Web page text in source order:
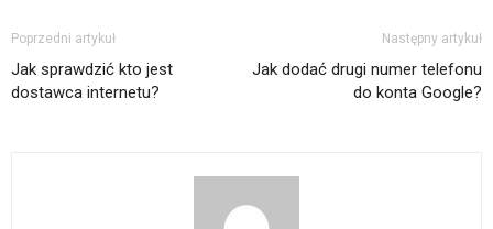
Poprzedni artykuł
Jak sprawdzić kto jest
dostawca internetu?
Następny artykuł
Jak dodać drugi numer telefonu
do konta Google?